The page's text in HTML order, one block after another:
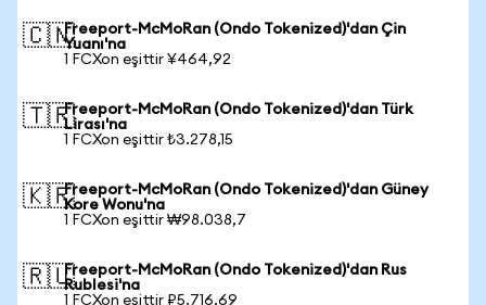
🇨🇳Freeport-McMoRan (Ondo Tokenized)'dan Çin
Yuanı'na
1 FCXon eşittir ¥464,92
🇹🇷Freeport-McMoRan (Ondo Tokenized)'dan Türk
Lirası'na
1 FCXon eşittir ₺3.278,15
🇰🇷Freeport-McMoRan (Ondo Tokenized)'dan Güney
Kore Wonu'na
1 FCXon eşittir ₩98.038,7
🇷🇺Freeport-McMoRan (Ondo Tokenized)'dan Rus
Rublesi'na
1 FCXon eşittir ₽5.716,69